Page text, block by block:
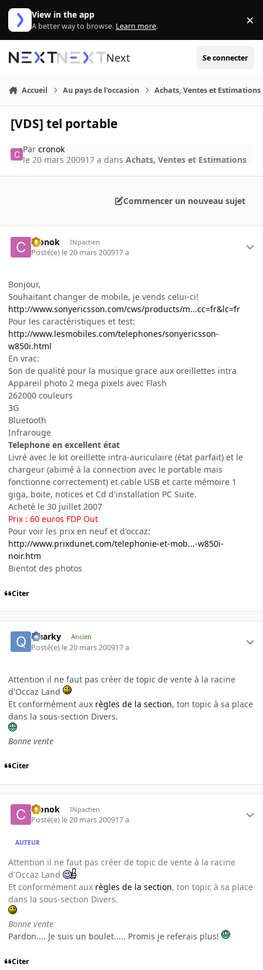
Aller au contenu
View in the app
A better way to browse. Learn more. ×
Next Se connecter
Accueil Au pays de l'occasion Achats, Ventes et Estimations
[VDS] tel portable
Parcronok
le 20 mars 200917 a dansAchats, Ventes et Estimations
Commencer un nouveau sujet
cronok INpactien
Posté(e) le 20 mars 200917 a
Bonjour,
Souhaitant changer de mobile, je vends celui-ci!
http://www.sonyericsson.com/cws/products/m...cc=fr&lc=fr
Pour les caractéristiques et test:
http://www.lesmobiles.com/telephones/sonyericsson-
w850i.html
En vrac:
Son de qualité pour la musique grace aux oreillettes intra
Appareil photo 2 mega pixels avec Flash
262000 couleurs
3G
Bluetooth
Infrarouge
Telephone en excellent état
Livré avec le kit oreillette intra-auriculaire (état parfait) et le
chargeur (abimé à la connection avec le portable mais
fonctionne correctement) et cable USB et carte mémoire 1
giga, boite, notices et Cd d'installation PC Suite.
Acheté le 30 juillet 2007
Prix : 60 euros FDP Out
Pour voir les prix en neuf et d'occaz:
http://www.prixdunet.com/telephonie-et-mob...-w850i-
noir.htm
Bientot des photos
Citer
Quarky Ancien
Posté(e) le 20 mars 200917 a
Attention il ne faut pas créer de topic de vente à la racine
d'Occaz Land
Et conformément aux règles de la section, ton topic à sa place
dans la sous-section Divers.
Bonne vente
Citer
cronok INpactien
Posté(e) le 20 mars 200917 a
AUTEUR
Attention il ne faut pas créer de topic de vente à la racine
d'Occaz Land
Et conformément aux règles de la section, ton topic à sa place
dans la sous-section Divers.
Bonne vente
Pardon.... Je suis un boulet..... Promis je referais plus!
Citer